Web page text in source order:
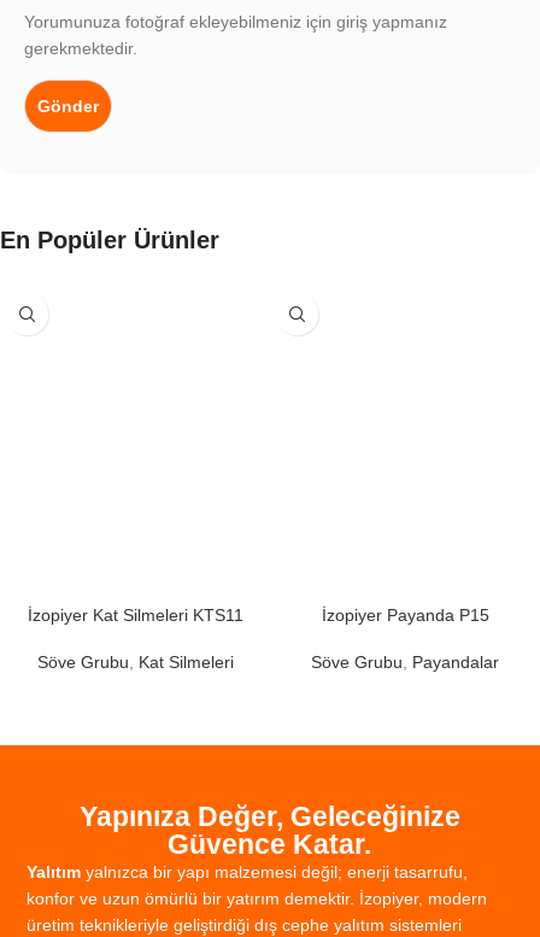
Yorumunuza fotoğraf ekleyebilmeniz için giriş yapmanız
gerekmektedir.
En Popüler Ürünler
İzopiyer Kat Silmeleri KTS11
Söve Grubu Kat Silmeleri
İzopiyer Payanda P15
Söve Grubu Payandalar
Yapınıza Değer, Geleceğinize
Güvence Katar.
Yalıtım yalnızca bir yapı malzemesi değil; enerji tasarrufu,
konfor ve uzun ömürlü bir yatırım demektir. İzopiyer, modern
üretim teknikleriyle geliştirdiği dış cephe yalıtım sistemleri